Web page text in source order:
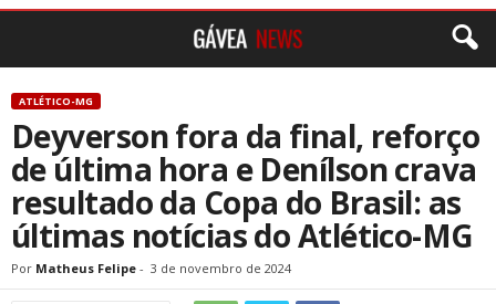
ATLÉTICO-MG
Deyverson fora da final, reforço
de última hora e Denílson crava
resultado da Copa do Brasil: as
últimas notícias do Atlético-MG
Por Matheus Felipe - 3 de novembro de 2024